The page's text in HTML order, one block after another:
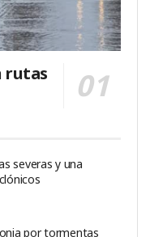
rutas
severas y una
por tormentas